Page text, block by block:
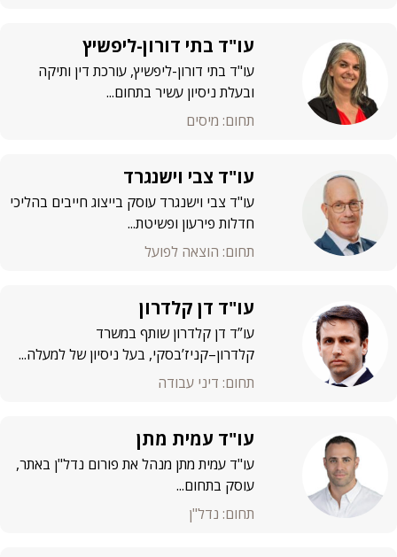
עו"ד בתי דורון-ליפשיץ
עו"ד בתי דורון-ליפשיץ, עורכת דין ותיקה
ובעלת ניסיון עשיר בתחום...
תחום: מיסים
עו"ד צבי וישנגרד
עו"ד צבי וישנגרד עוסק בייצוג חייבים בהליכי
חדלות פירעון ופשיטת...
תחום: הוצאה לפועל
עו"ד דן קלדרון
עו”ד דן קלדרון שותף במשרד
קלדרון–קניז’בסקי, בעל ניסיון של למעלה...
תחום: דיני עבודה
עו"ד עמית מתן
עו"ד עמית מתן מנהל את פורום נדל"ן באתר,
עוסק בתחום...
תחום: נדל"ן